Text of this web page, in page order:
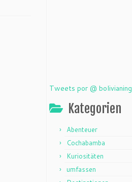
Tweets por @ bolivianing
Kategorien
Abenteuer
Cochabamba
Kuriositäten
umfassen